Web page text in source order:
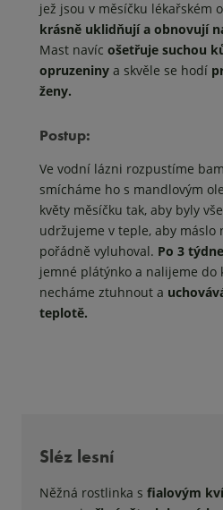
jež jsou v měsíčku lékařském
krásně uklidňují a obnovují
Mast navíc ošetřuje suchou
opruzeniny a skvěle se hodí
ženy.
Postup:
Ve vodní lázni rozpustíme
smícháme ho s mandlovým
květy měsíčku tak, aby byly
udržujeme v teple, aby máslo
pořádně vyluhoval. Po 3
jemné plátýnko a nalijeme do
necháme ztuhnout a
teplotě.
Sléz lesní
Něžná rostlinka s fialovým